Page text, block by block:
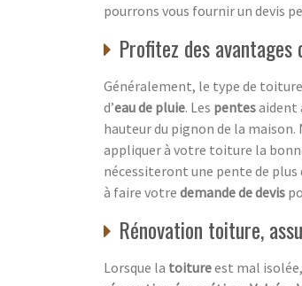
pourrons vous fournir un devis
Profitez des
Généralement, le type de
d’eau de pluie. Les pentesaident
hauteur du pignon de la maison.
appliquer à votre toiture la
nécessiteront une pente de
à faire votre demande de devis
Rénovation toiture,
Lorsque la toitureest mal